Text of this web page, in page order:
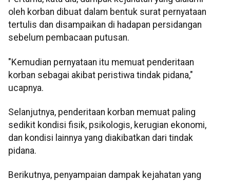
oleh korban dibuat dalam bentuk surat pernyataan
tertulis dan disampaikan di hadapan persidangan
sebelum pembacaan putusan.
"Kemudian pernyataan itu memuat penderitaan
korban sebagai akibat peristiwa tindak pidana,"
ucapnya.
Selanjutnya, penderitaan korban memuat paling
sedikit kondisi fisik, psikologis, kerugian ekonomi,
dan kondisi lainnya yang diakibatkan dari tindak
pidana.
Berikutnya, penyampaian dampak kejahatan yang